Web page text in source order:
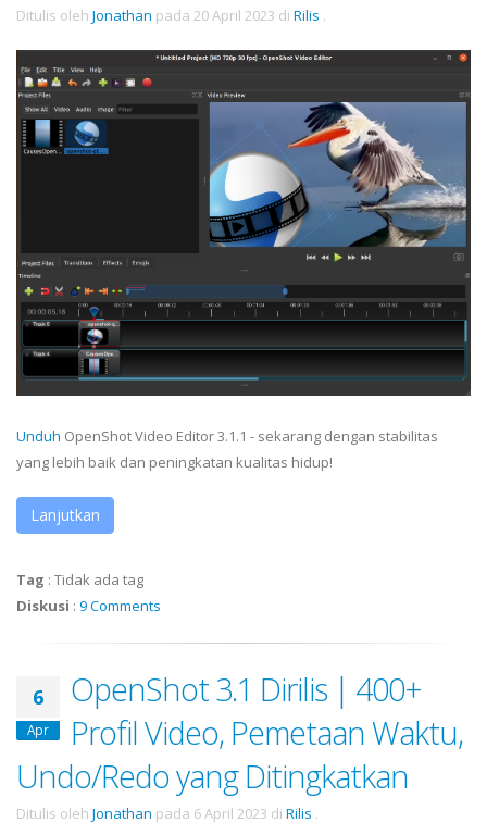
Ditulis oleh Jonathan pada 20 April 2023 di Rilis .
Unduh OpenShot Video Editor 3.1.1 - sekarang dengan stabilitas
yang lebih baik dan peningkatan kualitas hidup!
Lanjutkan
Tag : Tidak ada tag
Diskusi : 9 Comments
6
Apr
OpenShot 3.1 Dirilis | 400+
Profil Video, Pemetaan Waktu,
Undo/Redo yang Ditingkatkan
Ditulis oleh Jonathan pada 6 April 2023 di Rilis .